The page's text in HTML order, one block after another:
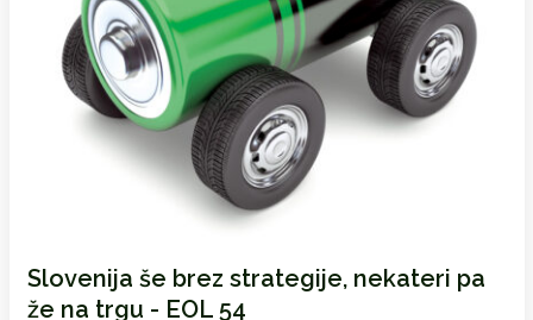
Slovenija še brez strategije, nekateri pa
že na trgu - EOL 54